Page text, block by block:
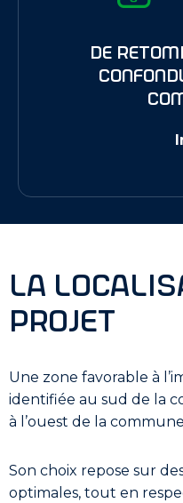
de
la
projet
Une zone favorable à
identifiée au sud de la
à l’ouest de la
Son choix repose sur
optimales, tout en